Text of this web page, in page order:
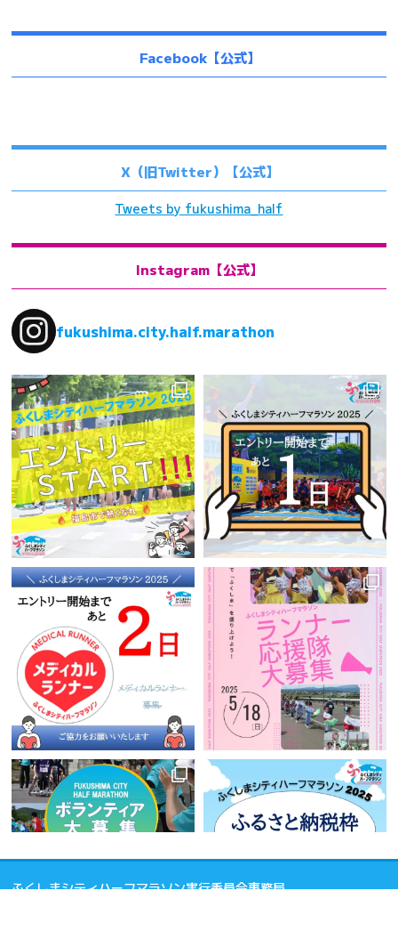
Facebook【公式】
X（旧Twitter）【公式】
Tweets by fukushima_half
Instagram【公式】
fukushima.city.half.marathon
ふくしまシティハーフマラソン実行委員会事務局